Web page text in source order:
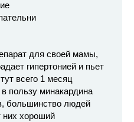
для своей мамы,
гипертонией и пьет
всего 1 месяц
пользу минакардина
большинство людей
них хороший